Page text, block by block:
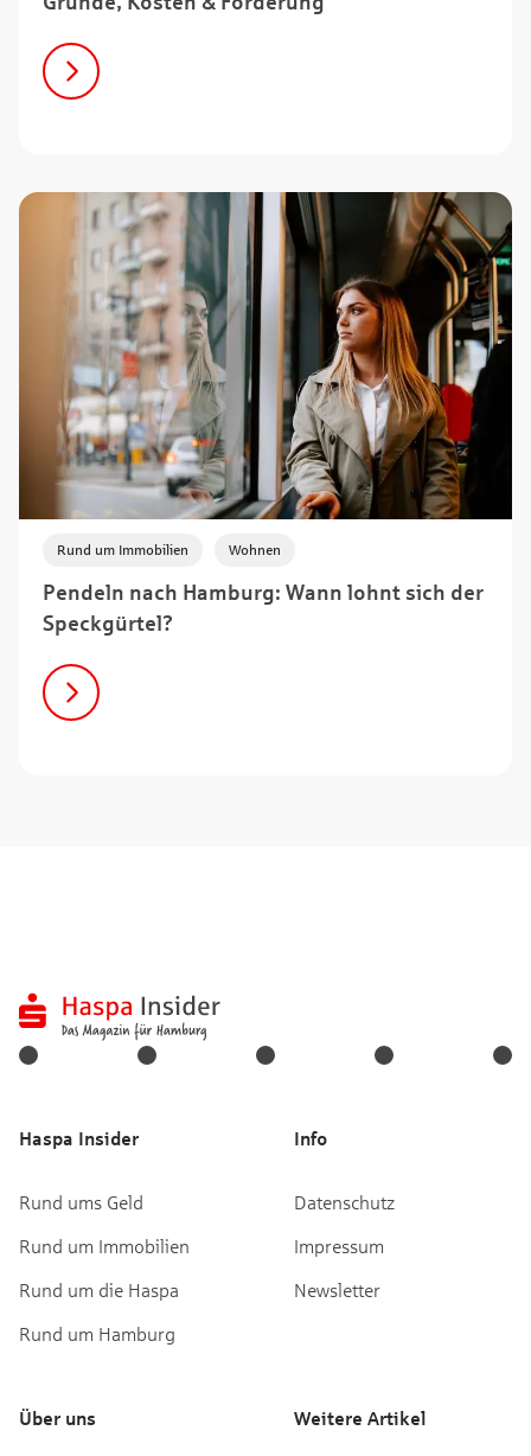
Pendeln nach Hamburg: Wann lohnt sich der
Speckgürtel?
Rund um Immobilien Wohnen
Haspa Insider
Rund ums Geld
Rund um Immobilien
Rund um die Haspa
Rund um Hamburg
Info
Datenschutz
Impressum
Newsletter
Über uns Weitere Artikel